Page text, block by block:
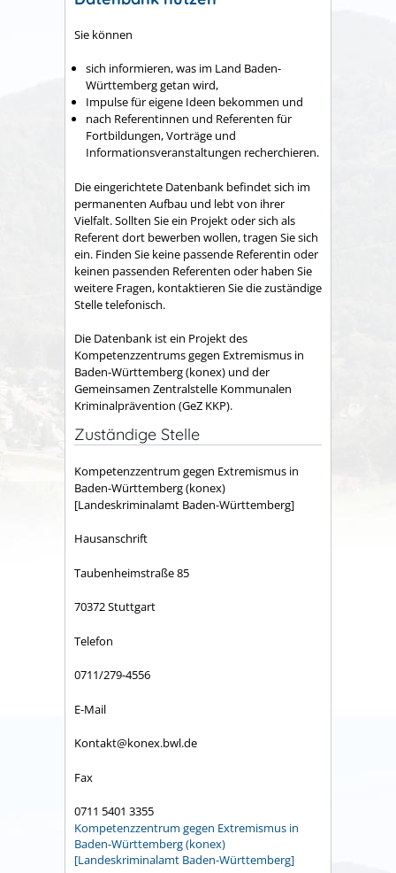
Sie können
sich informieren, was im Land Baden-
Württemberg getan wird,
Impulse für eigene Ideen bekommen und
nach Referentinnen und Referenten für
Fortbildungen, Vorträge und
Informationsveranstaltungen recherchieren.
Die eingerichtete Datenbank befindet sich im
permanenten Aufbau und lebt von ihrer
Vielfalt. Sollten Sie ein Projekt oder sich als
Referent dort bewerben wollen, tragen Sie sich
ein. Finden Sie keine passende Referentin oder
keinen passenden Referenten oder haben Sie
weitere Fragen, kontaktieren Sie die zuständige
Stelle telefonisch.
Die Datenbank ist ein Projekt des
Kompetenzzentrums gegen Extremismus in
Baden-Württemberg (konex) und der
Gemeinsamen Zentralstelle Kommunalen
Kriminalprävention (GeZ KKP).
Zuständige Stelle
Kompetenzzentrum gegen Extremismus in
Baden-Württemberg (konex)
[Landeskriminalamt Baden-Württemberg]
Hausanschrift
Taubenheimstraße 85
70372 Stuttgart
Telefon
0711/279-4556
E-Mail
Kontakt@konex.bwl.de
Fax
0711 5401 3355
Kompetenzzentrum gegen Extremismus in
Baden-Württemberg (konex)
[Landeskriminalamt Baden-Württemberg]